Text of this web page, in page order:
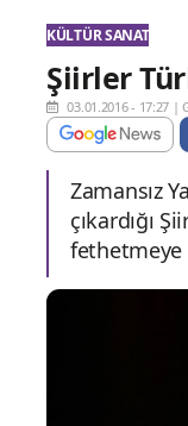
KÜLTÜR SANAT
Şiirler
03.01.2016 - 17:27 |
Zamansız
çıkardığı
fethetmeye